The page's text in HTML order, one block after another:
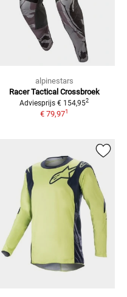
alpinestars
Racer Tactical Crossbroek
Adviesprijs € 154,952
€ 79,971